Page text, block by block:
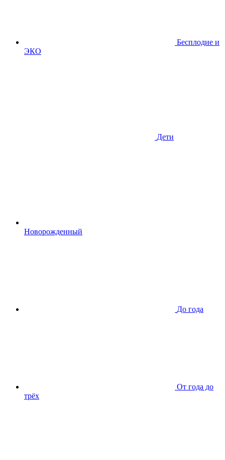
Бесплодие и
ЭКО
Дети
Новорожденный
До года
От года до
трёх